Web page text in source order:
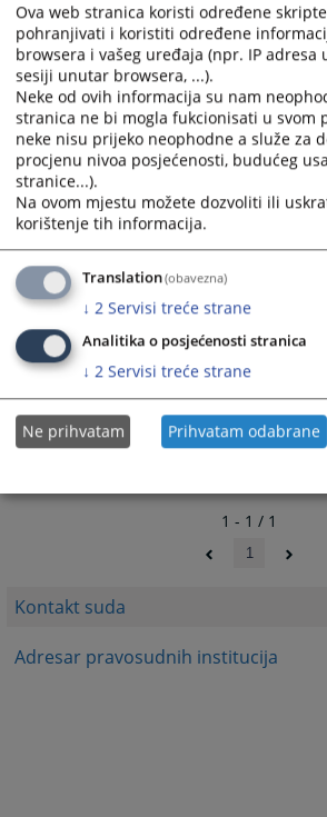
Kontakt suda
Adresar pravosudnih institucija
Upozorenje:Ova prezentacija je
informativnog karaktera.
sudom u Kotor Varošu ostvarena e-
OBAVEZUJUĆI KARAKTER I NE
KOMUNIKACIJOM SA SUDOMu
procesnog propisa (pokretanje
podneska, davanje izjava, izjavljivanje
drugo).
8551
1 - 1 / 1
1
Ova web stranica koristi određene
pohranjivati i koristiti određene
browsera i vašeg uređaja (npr. IP adresa
sesiji unutar browsera, ...).
Neke od ovih informacija su nam
stranica ne bi mogla fukcionisati u svom
neke nisu prijeko neophodne a služe za
procjenu nivoa posjećenosti, budućeg
stranice...).
Na ovom mjestu možete dozvoliti ili
korištenje tih informacija.
Translation(obavezna)
↓ 2 Servisi treće strane
Analitika o posjećenosti stranica
↓ 2 Servisi treće strane
Ne prihvatam Prihvatam odabrane